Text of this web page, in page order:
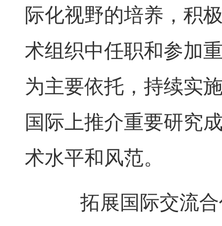
际化视野的培养，积
术组织中任职和参加
为主要依托，持续实
国际上推介重要研究
术水平和风范。
拓展国际交流合